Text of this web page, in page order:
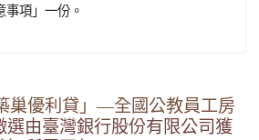
事項」一份。
巢優利貸」—全國公教員工房
選由臺灣銀行股份有限公司獲